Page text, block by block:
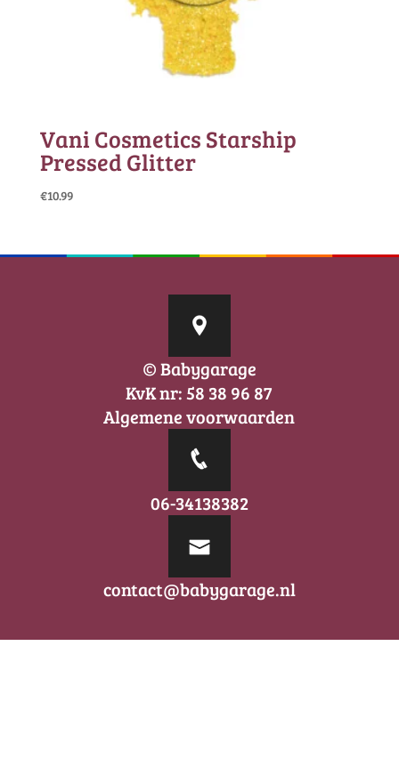
Vani Cosmetics Starship
Pressed Glitter
€10.99
© Babygarage
KvK nr: 58 38 96 87
Algemene voorwaarden
06-34138382
contact@babygarage.nl